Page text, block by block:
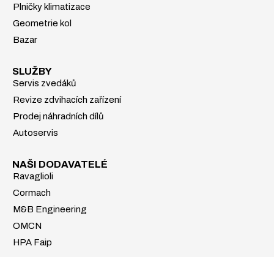
Plničky klimatizace
Geometrie kol
Bazar
SLUŽBY
Servis zvedáků
Revize zdvihacích zařízení
Prodej náhradních dílů
Autoservis
NAŠI DODAVATELÉ
Ravaglioli
Cormach
M&B Engineering
OMCN
HPA Faip